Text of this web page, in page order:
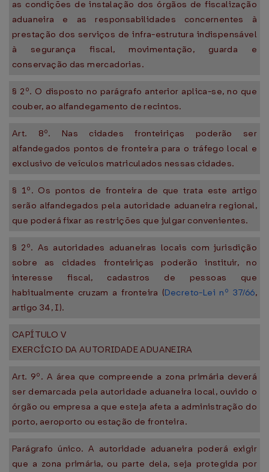
as condições de instalação dos órgãos de fiscalização
aduaneira e as responsabilidades concernentes à
prestação dos serviços de infra-estrutura indispensável
à segurança fiscal, movimentação, guarda e
conservação das mercadorias.
§ 2º. O disposto no parágrafo anterior aplica-se, no que
couber, ao alfandegamento de recintos.
Art. 8º. Nas cidades fronteiriças poderão ser
alfandegados pontos de fronteira para o tráfego local e
exclusivo de veículos matriculados nessas cidades.
§ 1º. Os pontos de fronteira de que trata este artigo
serão alfandegados pela autoridade aduaneira regional,
que poderá fixar as restrições que julgar convenientes.
§ 2º. As autoridades aduaneiras locais com jurisdição
sobre as cidades fronteiriças poderão instituir, no
interesse fiscal, cadastros de pessoas que
habitualmente cruzam a fronteira (Decreto-Lei nº 37/66,
artigo 34, I).
CAPÍTULO V
EXERCÍCIO DA AUTORIDADE ADUANEIRA
Art. 9º. A área que compreende a zona primária deverá
ser demarcada pela autoridade aduaneira local, ouvido o
órgão ou empresa a que esteja afeta a administração do
porto, aeroporto ou estação de fronteira.
Parágrafo único. A autoridade aduaneira poderá exigir
que a zona primária, ou parte dela, seja protegida por